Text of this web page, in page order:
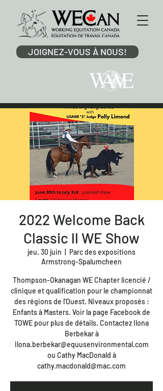
JOIGNEZ-VOUS À NOUS!
2022 Welcome Back
Classic ll WE Show
jeu. 30 juin
Parc des expositions
Armstrong-Spalumcheen
Thompson-Okanagan WE Chapter licencié /
clinique et qualification pour le championnat
des régions de l'Ouest. Niveaux proposés :
Enfants à Masters. Voir la page Facebook de
TOWE pour plus de détails. Contactez Ilona
Berbekar à
Ilona.berbekar@equusenvironmental.com
ou Cathy MacDonald à
cathy.macdonald@mac.com